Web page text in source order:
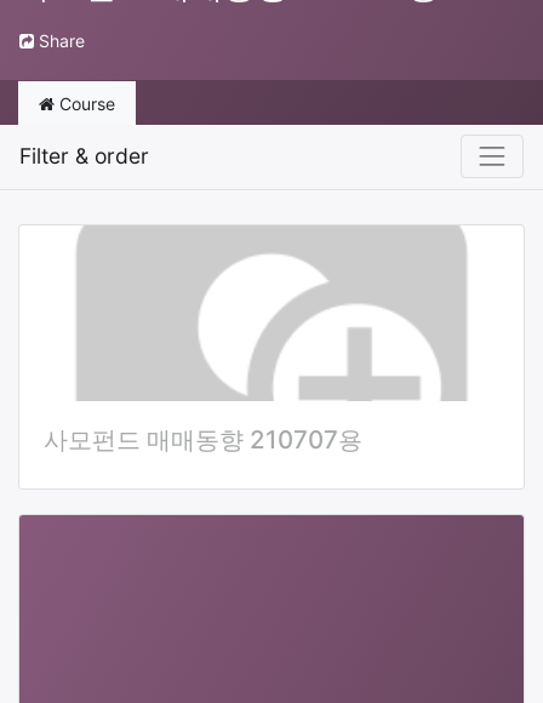
Share
Course
Filter & order
사모펀드 매매동향 210707용